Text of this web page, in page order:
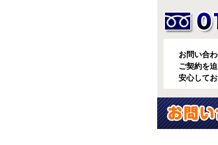
お問い合
ご契約を
安心して